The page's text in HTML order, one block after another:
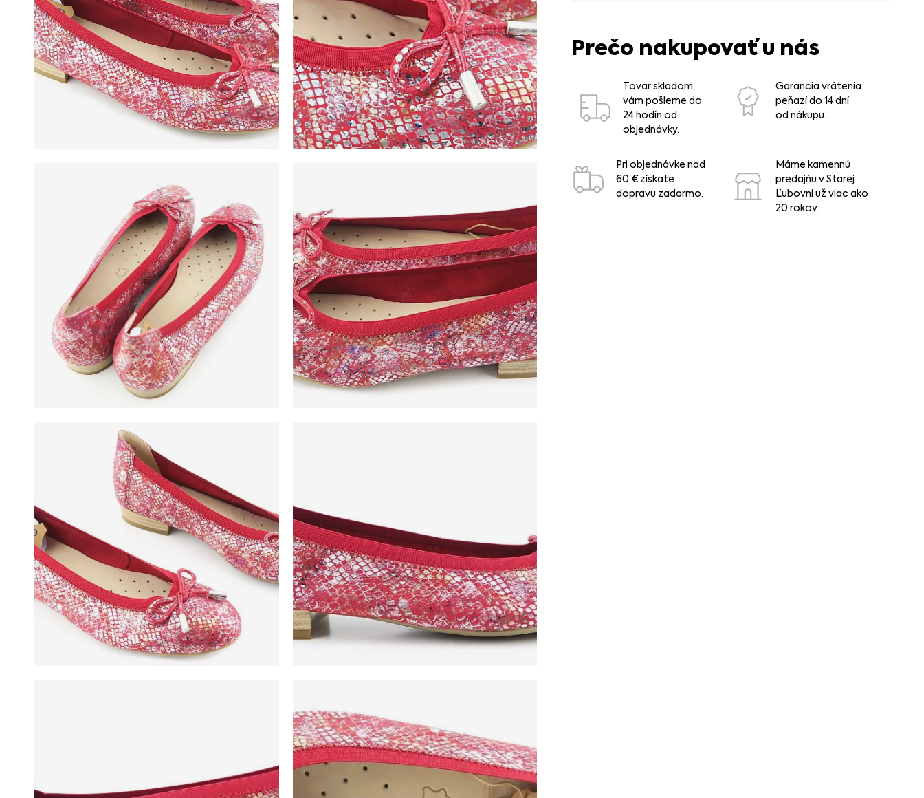
Prečo nakupovať u nás
Tovar skladom
vám pošleme do
24 hodín od
objednávky.
Garancia vrátenia
peňazí do 14 dní
od nákupu.
Pri objednávke nad
60 € získate
dopravu zadarmo.
Máme kamennú
predajňu v Starej
Ľubovni už viac ako
20 rokov.